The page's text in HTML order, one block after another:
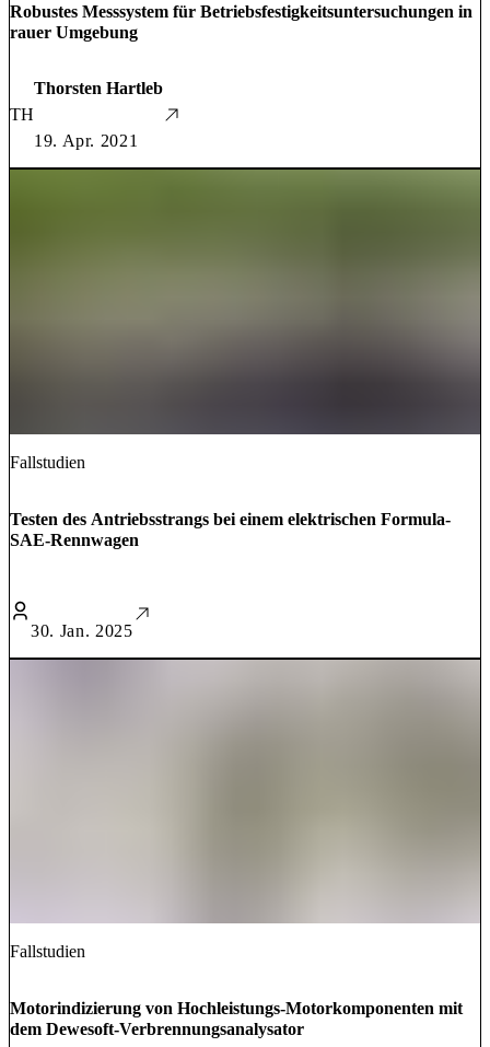
Robustes Messsystem für Betriebsfestigkeitsuntersuchungen in
rauer Umgebung
TH
Thorsten Hartleb
19. Apr. 2021
Fallstudien
Testen des Antriebsstrangs bei einem elektrischen Formula-
SAE-Rennwagen
30. Jan. 2025
Fallstudien
Motorindizierung von Hochleistungs-Motorkomponenten mit
dem Dewesoft-Verbrennungsanalysator